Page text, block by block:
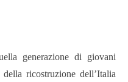
generazione di giovani
ricostruzione dell’Italia